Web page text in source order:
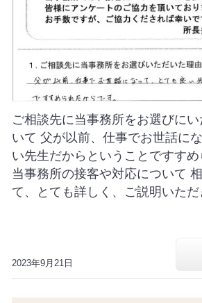
ご相談先に当事務所をお選びに
いて 父が以前、仕事でお世話に
い先生だからということですすめ
当事務所の接客や対応について
て、とても詳しく、ご説明いた
2023年9月21日